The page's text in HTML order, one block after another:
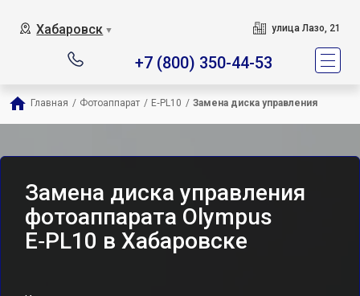
Хабаровск ▼ улица Лазо, 21
+7 (800) 350-44-53
Главная / Фотоаппарат / E‑PL10 / Замена диска управления
Замена диска управления
фотоаппарата Olympus
E‑PL10 в Хабаровске